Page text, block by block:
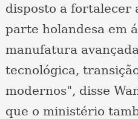
disposto a fortalecer
parte holandesa em
manufatura
tecnológica,
modernos", disse
que o ministério